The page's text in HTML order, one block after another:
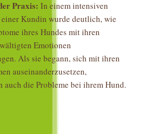
Praxis: In einem intensiven
Kundin wurde deutlich, wie
ihres Hundes mit ihren
Emotionen
Als sie begann, sich mit ihren
auseinanderzusetzen,
auch die Probleme bei ihrem Hund.